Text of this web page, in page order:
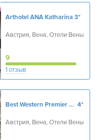
Arthotel ANA Katharina3*
Австрия, Вена, Отели Вены
9
1 отзыв
Best Western Premier Kaiserhof Wien 4*
Австрия, Вена, Отели Вены